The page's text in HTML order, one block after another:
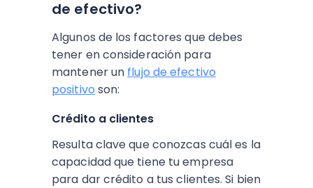
de efectivo?
Algunos de los factores que debes
tener en consideración para
mantener un flujo de efectivo
positivo son:
Crédito a clientes
Resulta clave que conozcas cuál es la
capacidad que tiene tu empresa
para dar crédito a tus clientes. Si bien